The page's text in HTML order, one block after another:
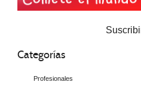
Categorías
Profesionales